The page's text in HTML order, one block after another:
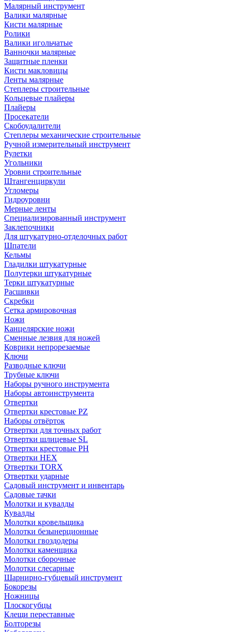
Малярный инструмент
Валики малярные
Кисти малярные
Ролики
Валики игольчатые
Ванночки малярные
Защитные пленки
Кисти макловицы
Ленты малярные
Степлеры строительные
Кольцевые плайеры
Плайеры
Просекатели
Скобоудалители
Степлеры механические строительные
Ручной измерительный инструмент
Рулетки
Угольники
Уровни строительные
Штангенциркули
Угломеры
Гидроуровни
Мерные ленты
Специализированный инструмент
Заклепочники
Для штукатурно-отделочных работ
Шпатели
Кельмы
Гладилки штукатурные
Полутерки штукатурные
Терки штукатурные
Расшивки
Скребки
Сетка армировочная
Ножи
Канцелярские ножи
Сменные лезвия для ножей
Коврики непрорезаемые
Ключи
Разводные ключи
Трубные ключи
Наборы ручного инструмента
Наборы автоинструмента
Отвертки
Отвертки крестовые PZ
Наборы отвёрток
Отвертки для точных работ
Отвертки шлицевые SL
Отвертки крестовые PH
Отвертки HEX
Отвертки TORX
Отвертки ударные
Садовый инструмент и инвентарь
Садовые тачки
Молотки и кувалды
Кувалды
Молотки кровельщика
Молотки безынерционные
Молотки гвоздодеры
Молотки каменщика
Молотки сборочные
Молотки слесарные
Шарнирно-губцевый инструмент
Бокорезы
Ножницы
Плоскогубцы
Клещи переставные
Болторезы